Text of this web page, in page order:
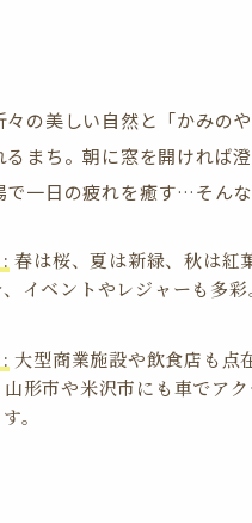
々の美しい自然と「かみの
まち。朝に窓を開ければ
一日の疲れを癒す…そんな
春は桜、夏は新緑、秋は紅
イベントやレジャーも多
大型商業施設や飲食店も点
形市や米沢市にも車でア
。